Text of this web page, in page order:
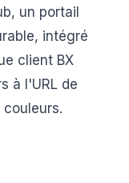
un portail
intégré
client BX
à l'URL de